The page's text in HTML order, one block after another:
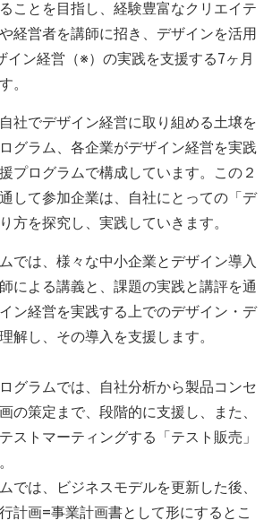
ことを目指し、経験豊富なクリエイテ
経営者を講師に招き、デザインを活用
イン経営（※）の実践を支援する7ヶ月
。
社でデザイン経営に取り組める土壌を
グラム、各企業がデザイン経営を実践
プログラムで構成しています。この２
して参加企業は、自社にとっての「デ
方を探究し、実践していきます。
では、様々な中小企業とデザイン導入
による講義と、課題の実践と講評を通
ン経営を実践する上でのデザイン・デ
解し、その導入を支援します。
グラムでは、自社分析から製品コンセ
の策定まで、段階的に支援し、また、
ストマーティングする「テスト販売」
では、ビジネスモデルを更新した後、
計画=事業計画書として形にするとこ